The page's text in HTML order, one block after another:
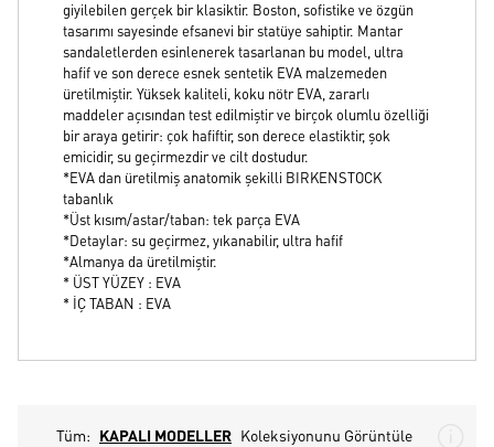
giyilebilen gerçek bir klasiktir. Boston, sofistike ve özgün
tasarımı sayesinde efsanevi bir statüye sahiptir. Mantar
sandaletlerden esinlenerek tasarlanan bu model, ultra
hafif ve son derece esnek sentetik EVA malzemeden
üretilmiştir. Yüksek kaliteli, koku nötr EVA, zararlı
maddeler açısından test edilmiştir ve birçok olumlu özelliği
bir araya getirir: çok hafiftir, son derece elastiktir, şok
emicidir, su geçirmezdir ve cilt dostudur.
*EVA dan üretilmiş anatomik şekilli BIRKENSTOCK
tabanlık
*Üst kısım/astar/taban: tek parça EVA
*Detaylar: su geçirmez, yıkanabilir, ultra hafif
*Almanya da üretilmiştir.
* ÜST YÜZEY : EVA
* İÇ TABAN : EVA
Tüm: KAPALI MODELLER Koleksiyonunu Görüntüle